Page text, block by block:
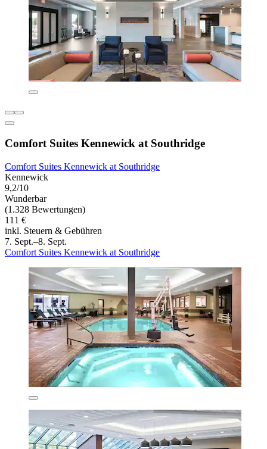
Comfort Suites Kennewick at Southridge
Comfort Suites Kennewick at Southridge
Kennewick
9,2/10
Wunderbar
(1.328 Bewertungen)
111 €
inkl. Steuern & Gebühren
7. Sept.–8. Sept.
Comfort Suites Kennewick at Southridge